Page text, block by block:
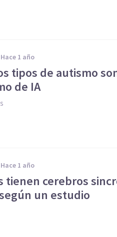
hace 1 año
tipos de autismo
de IA
hace 1 año
tienen cerebros
un estudio